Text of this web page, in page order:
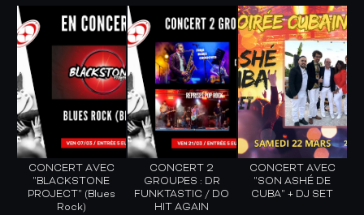
CONCERT AVEC
"BLACKSTONE
PROJECT" (Blues
Rock)
CONCERT 2
GROUPES : DR
FUNKTASTIC / DO
HIT AGAIN
CONCERT AVEC
"SON ASHÉ DE
CUBA" + DJ SET